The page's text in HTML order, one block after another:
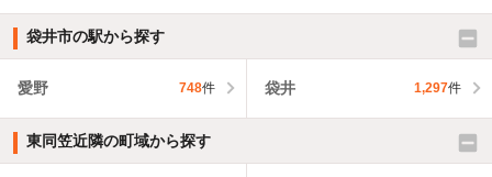
袋井市の駅から探す
愛野 748件 袋井 1,297件
東同笠近隣の町域から探す